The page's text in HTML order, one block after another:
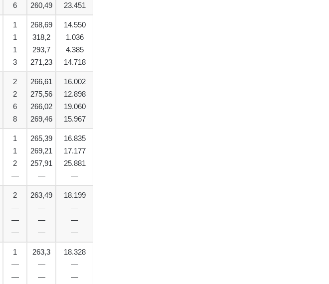
6
260,49
23.451
1
1
1
3
268,69
318,2
293,7
271,23
14.550
1.036
4.385
14.718
2
2
6
8
266,61
275,56
266,02
269,46
16.002
12.898
19.060
15.967
1
1
2
—
265,39
269,21
257,91
—
16.835
17.177
25.881
—
2
—
—
—
263,49
—
—
—
18.199
—
—
—
1
—
—
263,3
—
—
18.328
—
—